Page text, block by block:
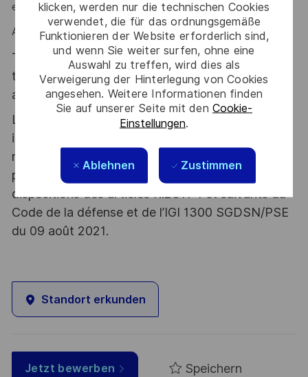
klicken, werden nur die technischen Cookies
verwendet, die für das ordnungsgemäße
Funktionieren der Website erforderlich sind,
und wenn Sie weiter surfen, ohne eine
Auswahl zu treffen, wird dies als
Verweigerung der Hinterlegung von Cookies
angesehen. Weitere Informationen finden
Sie auf unserer Seite mit den Cookie-
Einstellungen.
Ablehnen Zustimmen
et la proactivité sont des atouts que l'on vous reconnait ?
Alors rejoignez- nous !
Thales, entreprise Handi-Engagée, reconnait
tous les talents. La diversité est notre meilleur
atout. Postulez et rejoignez nous !
Le poste pouvant nécessiter d'accéder à des
informations relevant du secret de la défense
nationale, la personne retenue fera l'objet d'une
procédure d’habilitation, conformément aux
dispositions des articles R.2311-1 et suivants du
Code de la défense et de l’IGI 1300 SGDSN/PSE
du 09 août 2021.
Standort erkunden
Jetzt bewerben Speichern